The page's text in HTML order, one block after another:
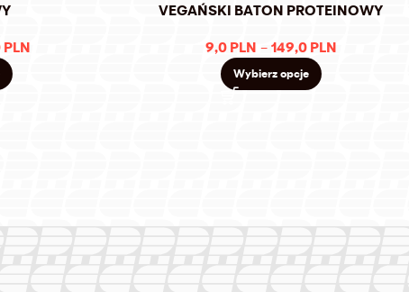
PLN
VEGAŃSKI BATON PROTEINOWY
9,0 PLN – 149,0 PLN
Wybierz opcje